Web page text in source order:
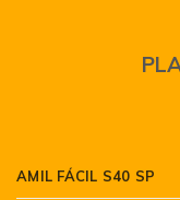
AMIL FÁCIL S40 SP